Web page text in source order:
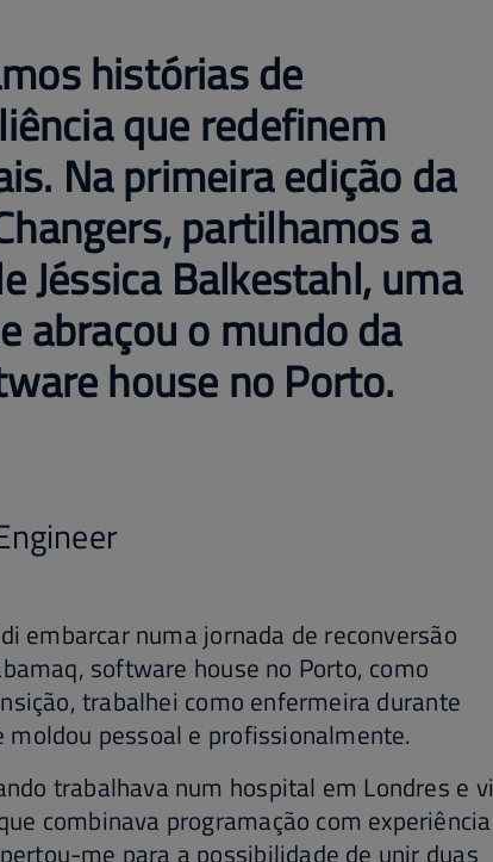
histórias de
que redefinem
Na primeira edição da
partilhamos a
Jéssica Balkestahl, uma
abraçou o mundo da
house no Porto.
embarcar numa jornada de reconversão
software house no Porto, como
trabalhei como enfermeira durante
pessoal e profissionalmente.
trabalhava num hospital em Londres e vi
combinava programação com experiência
me para a possibilidade de unir duas